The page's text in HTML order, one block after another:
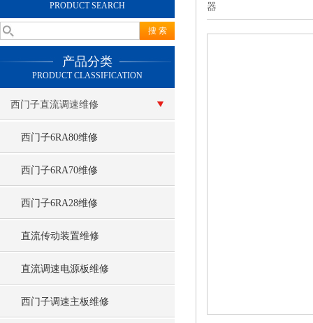
PRODUCT SEARCH
产品分类
PRODUCT CLASSIFICATION
西门子直流调速维修
西门子6RA80维修
西门子6RA70维修
西门子6RA28维修
直流传动装置维修
直流调速电源板维修
西门子调速主板维修
器